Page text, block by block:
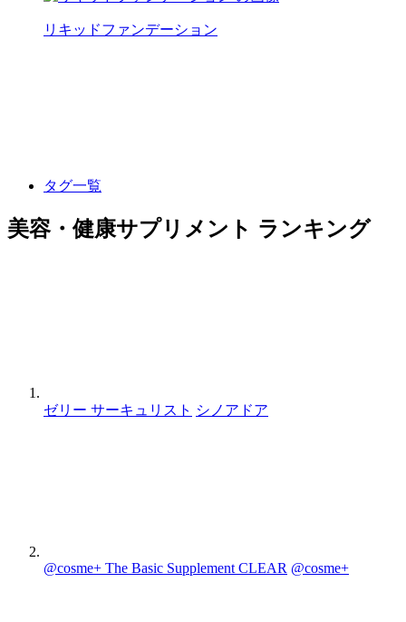
リキッドファンデーション
タグ一覧
美容・健康サプリメント ランキング
ゼリー サーキュリスト シノアドア
@cosme+ The Basic Supplement CLEAR @cosme+